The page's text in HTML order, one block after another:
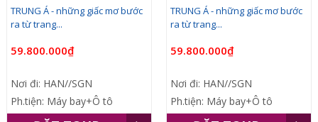
TRUNG Á - những giấc mơ bước
ra từ trang...
59.800.000₫
Nơi đi: HAN//SGN
Ph.tiện: Máy bay+Ô tô
TRUNG Á - những giấc mơ bước
ra từ trang...
59.800.000₫
Nơi đi: HAN//SGN
Ph.tiện: Máy bay+Ô tô